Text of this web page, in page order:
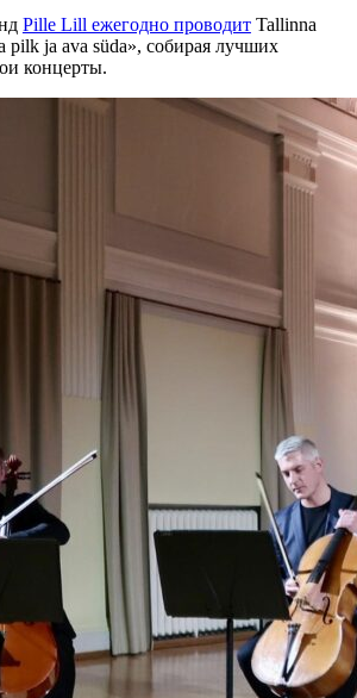
Pille Lill ежегодно проводитTallinna
pilk ja ava süda», собирая лучших
концерты.